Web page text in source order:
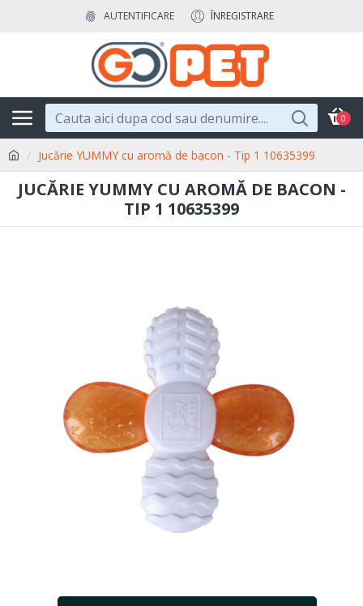
AUTENTIFICARE ÎNREGISTRARE
0
Jucărie YUMMY cu aromă de bacon - Tip 1 10635399
JUCĂRIE YUMMY CU AROMĂ DE BACON -
TIP 1 10635399